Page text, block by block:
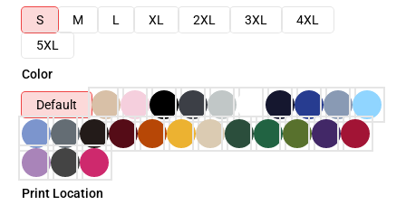
S
M L XL 2XL 3XL
4XL
5XL
Color
Default
Print Location